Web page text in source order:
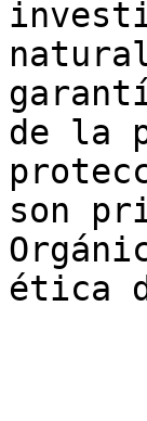
de la
son